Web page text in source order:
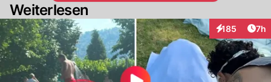
Weiterlesen
185
Interaktionen
7h